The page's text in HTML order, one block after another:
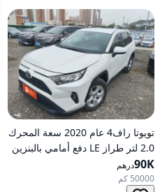
تويوتا راف4 عام 2020 سعة المحرك
2.0 لتر طراز LE دفع أمامي بالبنزين
أوتوماتيكي
90Kدرهم
50000 كم